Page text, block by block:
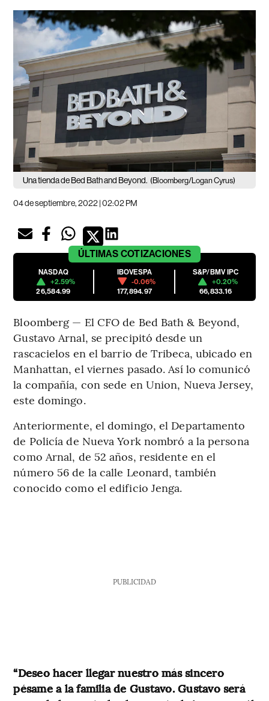
Una tienda de Bed Bath and Beyond. (Bloomberg/Logan Cyrus)
04 de septiembre, 2022 | 02:02 PM
ÚLTIMAS COTIZACIONES
NASDAQ
+2.59%
26,584.99
IBOVESPA
-0.06%
177,894.97
S&P/BMV IPC
+0.20%
66,833.16
Bloomberg — El CFO de Bed Bath & Beyond,
Gustavo Arnal, se precipitó desde un
rascacielos en el barrio de Tribeca, ubicado en
Manhattan, el viernes pasado. Así lo comunicó
la compañía, con sede en Union, Nueva Jersey,
este domingo.
Anteriormente, el domingo, el Departamento
de Policía de Nueva York nombró a la persona
como Arnal, de 52 años, residente en el
número 56 de la calle Leonard, también
conocido como el edificio Jenga.
PUBLICIDAD
“Deseo hacer llegar nuestro más sincero
pésame a la familia de Gustavo. Gustavo será